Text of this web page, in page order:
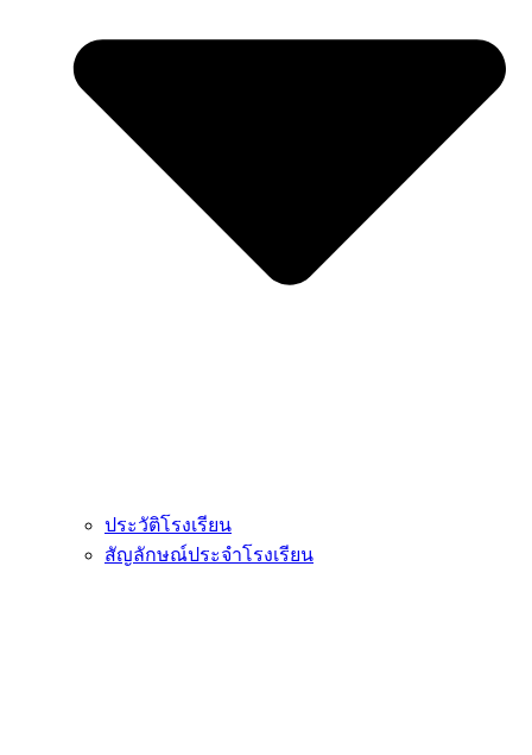
ประวัติโรงเรียน
สัญลักษณ์ประจำโรงเรียน